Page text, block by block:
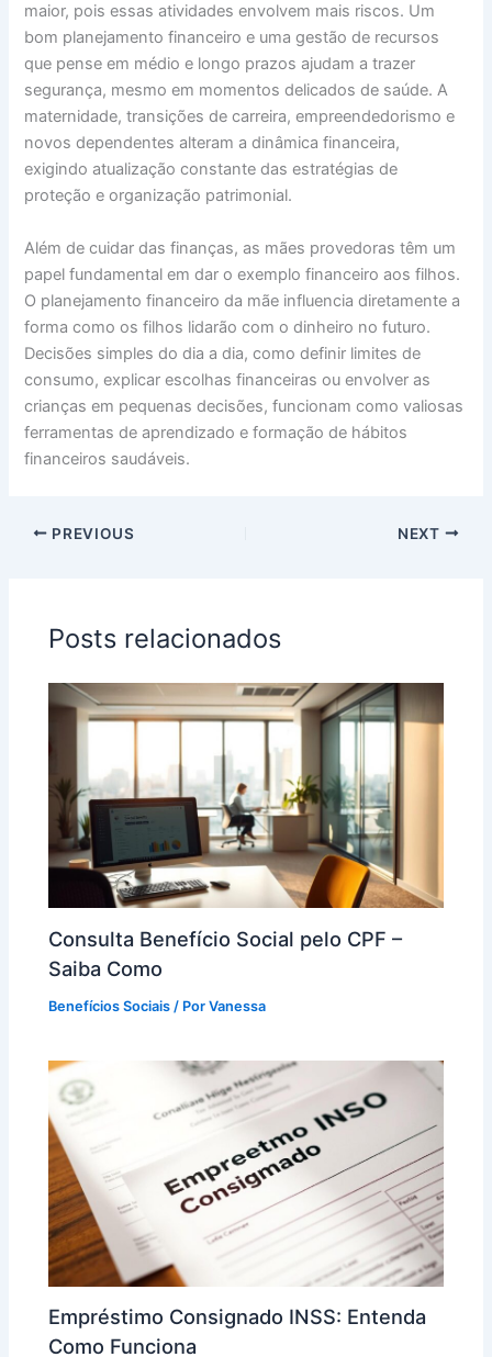
maior, pois essas atividades envolvem mais riscos. Um
bom planejamento financeiro e uma gestão de recursos
que pense em médio e longo prazos ajudam a trazer
segurança, mesmo em momentos delicados de saúde. A
maternidade, transições de carreira, empreendedorismo e
novos dependentes alteram a dinâmica financeira,
exigindo atualização constante das estratégias de
proteção e organização patrimonial.
Além de cuidar das finanças, as mães provedoras têm um
papel fundamental em dar o exemplo financeiro aos filhos.
O planejamento financeiro da mãe influencia diretamente a
forma como os filhos lidarão com o dinheiro no futuro.
Decisões simples do dia a dia, como definir limites de
consumo, explicar escolhas financeiras ou envolver as
crianças em pequenas decisões, funcionam como valiosas
ferramentas de aprendizado e formação de hábitos
financeiros saudáveis.
PREVIOUS NEXT
Posts relacionados
Consulta Benefício Social pelo CPF –
Saiba Como
Benefícios Sociais / PorVanessa
Empréstimo Consignado INSS: Entenda
Como Funciona